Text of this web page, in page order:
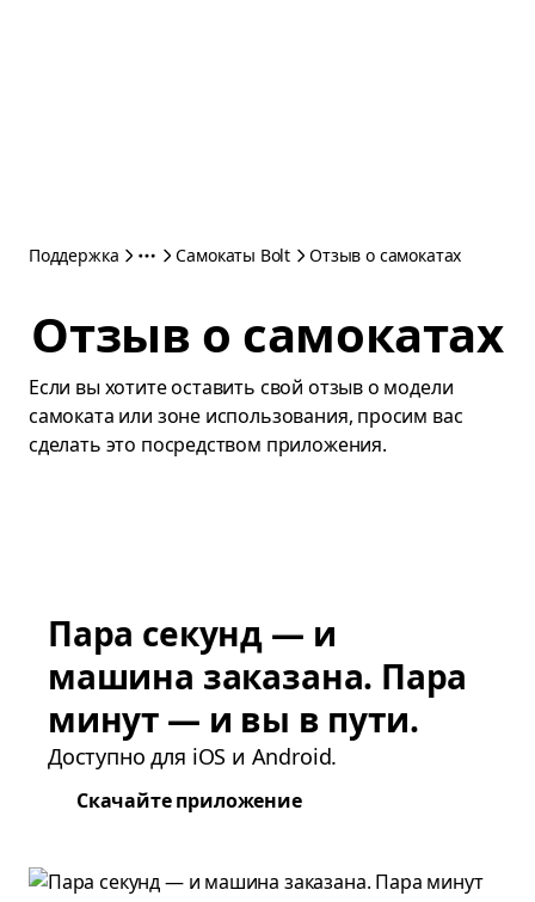
Поддержка Самокаты Bolt Отзыв о самокатах
Отзыв о самокатах
Если вы хотите оставить свой отзыв о модели
самоката или зоне использования, просим вас
сделать это посредством приложения.
Пара секунд — и
машина заказана. Пара
минут — и вы в пути.
Доступно для iOS и Android.
Скачайте приложение